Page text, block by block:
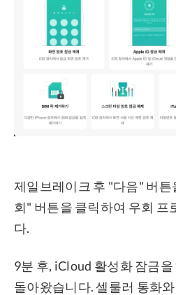
제일브레이크 후 "다음" 버튼
회" 버튼을 클릭하여 우회 프
다.
9분 후, iCloud 활성화 잠금
돌아왔습니다. 셀룰러 통화